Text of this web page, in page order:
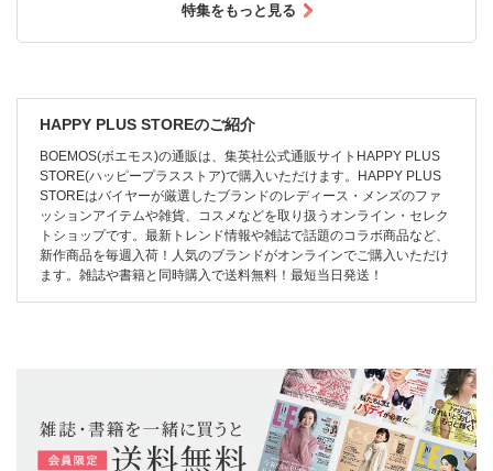
特集をもっと見る
HAPPY PLUS STOREのご紹介
BOEMOS(ボエモス)の通販は、集英社公式通販サイトHAPPY PLUS
STORE(ハッピープラスストア)で購入いただけます。HAPPY PLUS
STOREはバイヤーが厳選したブランドのレディース・メンズのファ
ッションアイテムや雑貨、コスメなどを取り扱うオンライン・セレク
トショップです。最新トレンド情報や雑誌で話題のコラボ商品など、
新作商品を毎週入荷！人気のブランドがオンラインでご購入いただけ
ます。雑誌や書籍と同時購入で送料無料！最短当日発送！